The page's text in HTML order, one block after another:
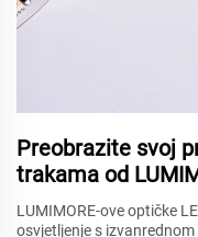
Preobrazite svoj
trakama od
LUMIMORE-ove optičke
osvjetljenje s